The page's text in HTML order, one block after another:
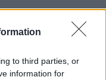
to third parties, or
information for
, κάτι που έως
της